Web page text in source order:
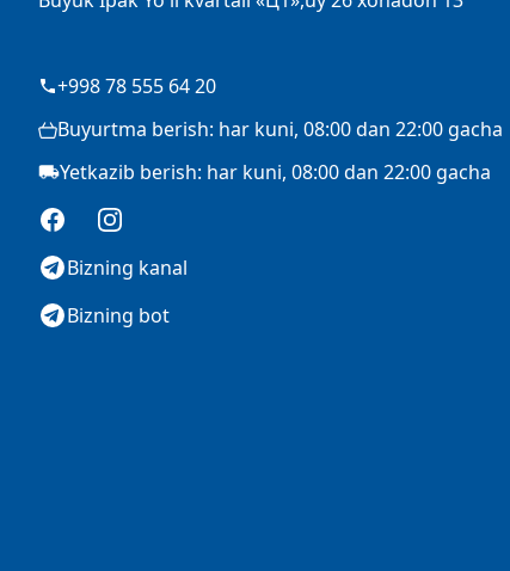
+998 78 555 64 20
Buyurtma berish: har kuni, 08:00 dan 22:00 gacha
Yetkazib berish: har kuni, 08:00 dan 22:00 gacha
FacebookInstagram
Bizning kanal
Bizning bot